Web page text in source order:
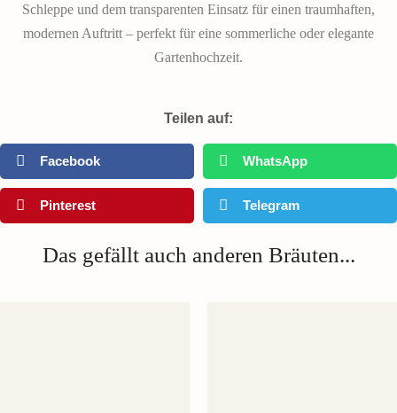
Schleppe und dem transparenten Einsatz für einen traumhaften,
modernen Auftritt – perfekt für eine sommerliche oder elegante
Gartenhochzeit.
Teilen auf:
Facebook WhatsApp
Pinterest Telegram
Das gefällt auch anderen Bräuten...